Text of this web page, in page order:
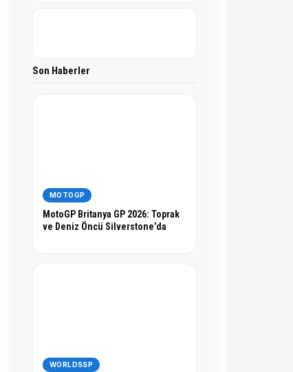
Son Haberler
MOTOGP
MotoGP Britanya GP 2026: Toprak
ve Deniz Öncü Silverstone’da
WORLDSSP